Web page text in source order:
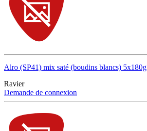
Alro (SP41) mix saté (boudins blancs) 5x180g
Ravier
Demande de connexion